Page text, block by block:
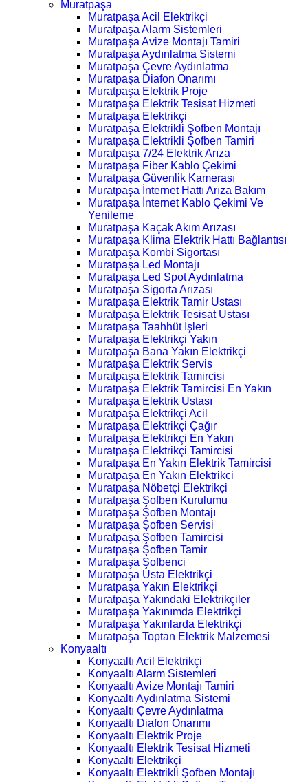
Muratpaşa
Muratpaşa Acil Elektrikçi
Muratpaşa Alarm Sistemleri
Muratpaşa Avize Montajı Tamiri
Muratpaşa Aydınlatma Sistemi
Muratpaşa Çevre Aydınlatma
Muratpaşa Diafon Onarımı
Muratpaşa Elektrik Proje
Muratpaşa Elektrik Tesisat Hizmeti
Muratpaşa Elektrikçi
Muratpaşa Elektrikli Şofben Montajı
Muratpaşa Elektrikli Şofben Tamiri
Muratpaşa 7/24 Elektrik Arıza
Muratpaşa Fiber Kablo Çekimi
Muratpaşa Güvenlik Kamerası
Muratpaşa İnternet Hattı Arıza Bakım
Muratpaşa İnternet Kablo Çekimi Ve
Yenileme
Muratpaşa Kaçak Akım Arızası
Muratpaşa Klima Elektrik Hattı Bağlantısı
Muratpaşa Kombi Sigortası
Muratpaşa Led Montajı
Muratpaşa Led Spot Aydınlatma
Muratpaşa Sigorta Arızası
Muratpaşa Elektrik Tamir Ustası
Muratpaşa Elektrik Tesisat Ustası
Muratpaşa Taahhüt İşleri
Muratpaşa Elektrikçi Yakın
Muratpaşa Bana Yakın Elektrikçi
Muratpaşa Elektrik Servis
Muratpaşa Elektrik Tamircisi
Muratpaşa Elektrik Tamircisi En Yakın
Muratpaşa Elektrik Ustası
Muratpaşa Elektrikçi Acil
Muratpaşa Elektrikçi Çağır
Muratpaşa Elektrikçi En Yakın
Muratpaşa Elektrikçi Tamircisi
Muratpaşa En Yakın Elektrik Tamircisi
Muratpaşa En Yakın Elektrikci
Muratpaşa Nöbetçi Elektrikçi
Muratpaşa Şofben Kurulumu
Muratpaşa Şofben Montajı
Muratpaşa Şofben Servisi
Muratpaşa Şofben Tamircisi
Muratpaşa Şofben Tamir
Muratpaşa Şofbenci
Muratpaşa Usta Elektrikçi
Muratpaşa Yakın Elektrikçi
Muratpaşa Yakındaki Elektrikçiler
Muratpaşa Yakınımda Elektrikçi
Muratpaşa Yakınlarda Elektrikçi
Muratpaşa Toptan Elektrik Malzemesi
Konyaaltı
Konyaaltı Acil Elektrikçi
Konyaaltı Alarm Sistemleri
Konyaaltı Avize Montajı Tamiri
Konyaaltı Aydınlatma Sistemi
Konyaaltı Çevre Aydınlatma
Konyaaltı Diafon Onarımı
Konyaaltı Elektrik Proje
Konyaaltı Elektrik Tesisat Hizmeti
Konyaaltı Elektrikçi
Konyaaltı Elektrikli Şofben Montajı